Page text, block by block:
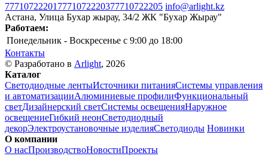
77710722201 7771072220377710722205 info@arlight.kz
Астана, Улица Бухар жырау, 34/2 ЖК "Бухар Жырау"
Работаем:
Понедельник - Воскресенье c 9:00 до 18:00
Контакты
© Разработано в Arlight, 2026
Каталог
Светодиодные лентыИсточники питанияСистемы управления
и автоматизацииАлюминиевые профилиФункциональный
светДизайнерский светСистемы освещенияНаружное
освещениеГибкий неонСветодиодный
декорЭлектроустановочные изделияСветодиоды Новинки
О компании
О насПроизводствоНовостиПроекты